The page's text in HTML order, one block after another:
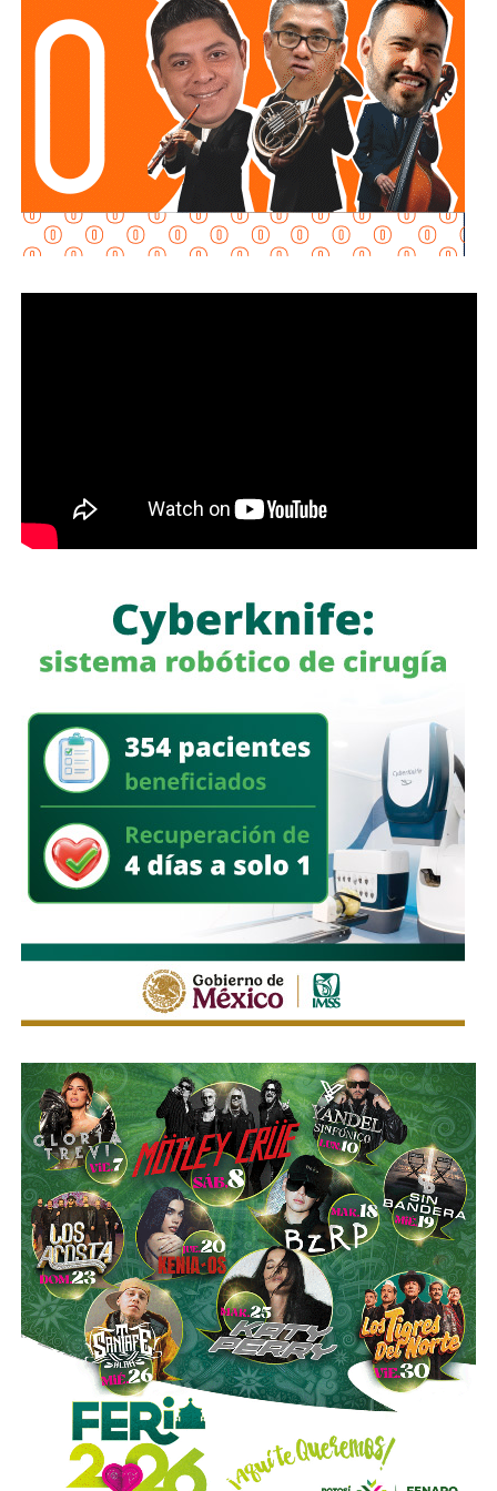
seguridad, desarticular redes criminales y generar
condiciones de certeza para la llegada de inversiones.
Badillo Moreno sostuvo que la seguridad es una
responsabilidad compartida entre los tres órdenes de
gobierno
, por lo que consideró indispensable mantener la
coordinación entre municipios, estado y Federación. En
ese sentido, adelantó que el tema deberá abordarse
durante la próxima reunión del Consejo Estatal de
El diputado afirmó quelos gobiernos municipales
desempeñan un papel clave en la detección de
actividades ilícitas, ya que son las autoridades más
movimientos fuera de lo habitual para reportarlos
oportunamente.
investigación realizado por las autoridades para combatir
este tipo de delitos y consideró que la coordinación
institucional seguirá siendo fundamental para atender la
problemática en las distintas regiones de San Luis Potosí.
Finalmente, informó quedurante la próxima sesión del
Consejo Estatal de Seguridad también se revisarán
los avances en la implementación de las reformas
encaminadas a garantizar mejores
condiciones salariales para las y los policías municipales
También lee:Golpe al huachicol en SLP: FGR asegura dos